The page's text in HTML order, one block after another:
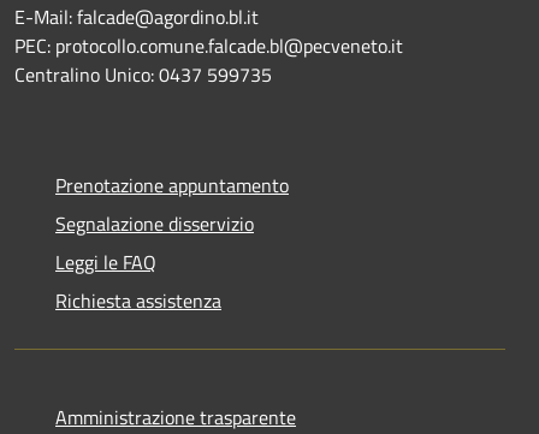
E-Mail: falcade@agordino.bl.it
PEC: protocollo.comune.falcade.bl@pecveneto.it
Centralino Unico: 0437 599735
Prenotazione appuntamento
Segnalazione disservizio
Leggi le FAQ
Richiesta assistenza
Amministrazione trasparente